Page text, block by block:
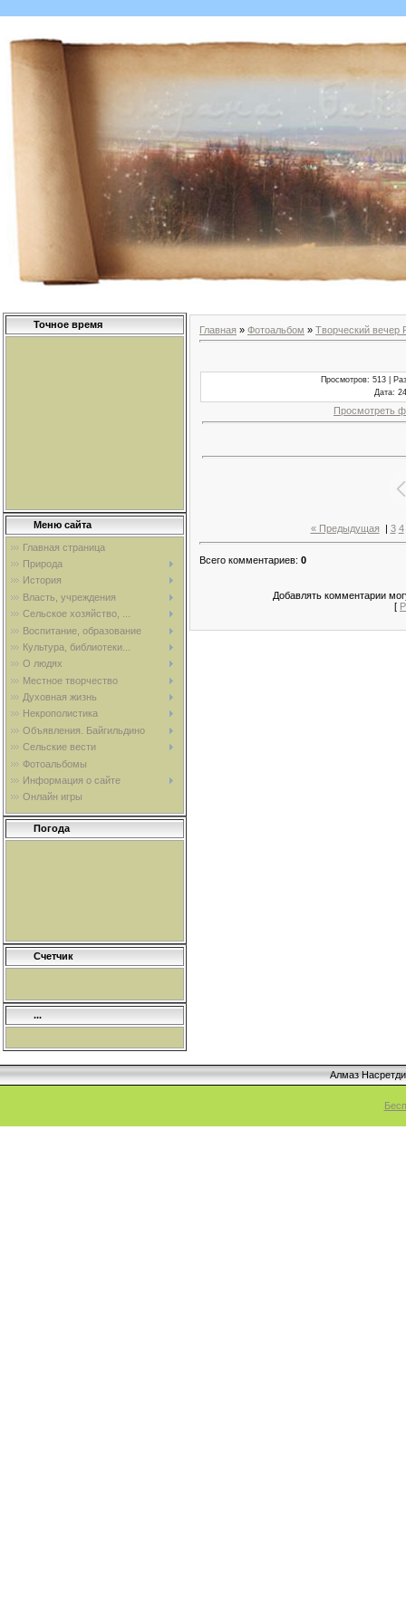
Точное время
Меню сайта
Главная страница
Природа
История
Власть, учреждения
Сельское хозяйство, ...
Воспитание, образование
Культура, библиотеки...
О людях
Местное творчество
Духовная жизнь
Некрополистика
Объявления. Байгильдино
Сельские вести
Фотоальбомы
Информация о сайте
Онлайн игры
Погода
Счетчик
...
Главная » Фотоальбом » Творческий
Просмотров: 513 |
Дата:
Просмотреть
« Предыдущая 3 4
Всего комментариев: 0
Добавлять комментарии
[
Алмаз